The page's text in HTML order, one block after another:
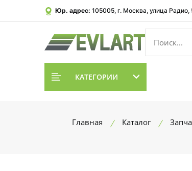
Юр. адрес: 105005, г. Москва, улица
КАТЕГОРИИ
Главная Каталог